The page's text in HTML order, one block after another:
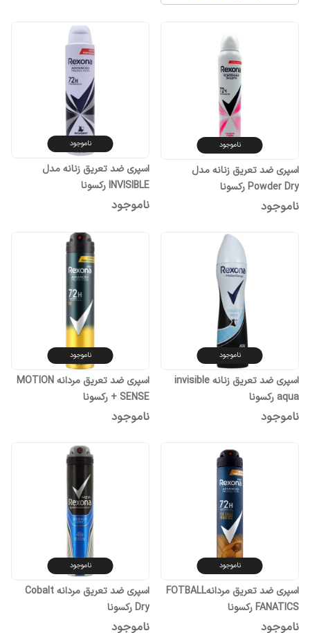
ناموجود
اسپری ضد تعریق زنانه مدل
Powder Dry رکسونا
ناموجود
ناموجود
اسپری ضد تعریق زنانه مدل
INVISIBLE رکسونا
ناموجود
ناموجود
اسپری ضد تعریق زنانه invisible
aqua رکسونا
ناموجود
ناموجود
اسپری ضد تعریق مردانه MOTION
SENSE + رکسونا
ناموجود
ناموجود
اسپری ضد تعریق مردانهFOTBALL
FANATICS رکسونا
ناموجود
ناموجود
اسپری ضد تعریق مردانه Cobalt
Dry رکسونا
ناموجود